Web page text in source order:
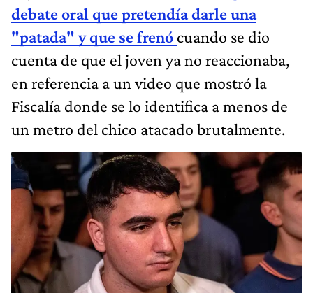
debate oral que pretendía darle una
"patada" y que se frenó cuando se dio
cuenta de que el joven ya no reaccionaba,
en referencia a un video que mostró la
Fiscalía donde se lo identifica a menos de
un metro del chico atacado brutalmente.